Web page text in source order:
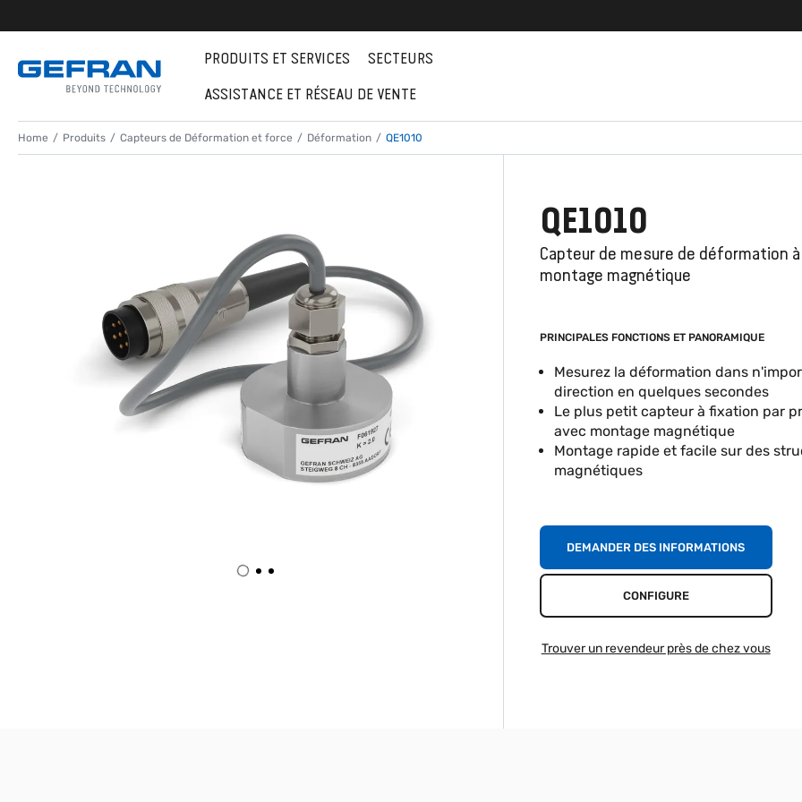
PRODUITS ET SERVICES
SECTEURS
ASSISTANCE ET RÉSEAU DE VENTE
Home Produits Capteurs de Déformation et force Déformation QE1010
QE1010
Capteur de mesure de déformation à
montage magnétique
PRINCIPALES FONCTIONS ET PANORAMIQUE
Mesurez la déformation dans
direction en quelques secondes
Le plus petit capteur à fixation par
avec montage magnétique
Montage rapide et facile sur des
magnétiques
DEMANDER DES INFORMATIONS
CONFIGURE
Trouver un revendeur près de chez vous